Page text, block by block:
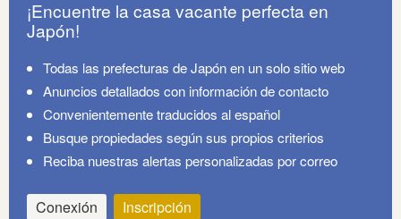
¡Encuentre la casa vacante perfecta en
Japón!
Todas las prefecturas de Japón en un solo sitio web
Anuncios detallados con información de contacto
Convenientemente traducidos al español
Busque propiedades según sus propios criterios
Reciba nuestras alertas personalizadas por correo
Conexión Inscripción